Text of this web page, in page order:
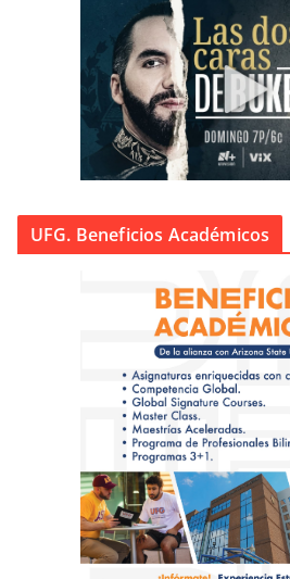
UFG. Beneficios Académicos